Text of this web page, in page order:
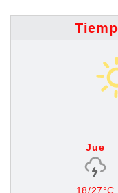
Jue
18/27°C